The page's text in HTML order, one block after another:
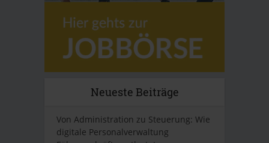
Neueste Beiträge
Von Administration zu Steuerung: Wie
digitale Personalverwaltung